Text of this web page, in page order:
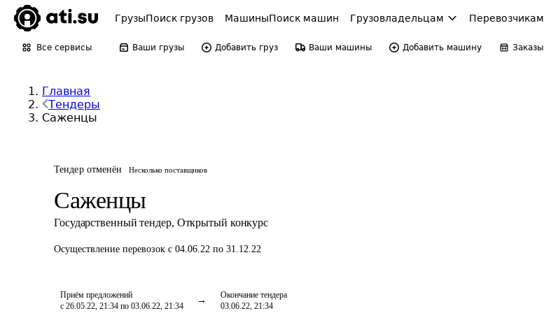
ГрузыПоиск грузов МашиныПоиск машин Грузовладельцам Перевозчикам
Все сервисы Ваши грузы Добавить груз Ваши машины Добавить машину Заказы
Главная
Тендеры
Саженцы
Тендер отменён Несколько поставщиков
Саженцы
Государственный тендер, Открытый конкурс
Осуществление перевозок с 04.06.22 по 31.12.22
Приём предложений
с 26.05.22, 21:34 по 03.06.22, 21:34
Окончание тендера
03.06.22, 21:34